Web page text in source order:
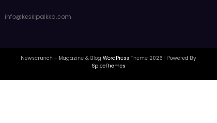
info@keskipalkka.com
Newscrunch - Magazine & Blog WordPress Theme 2026 | Powered By
SpiceThemes